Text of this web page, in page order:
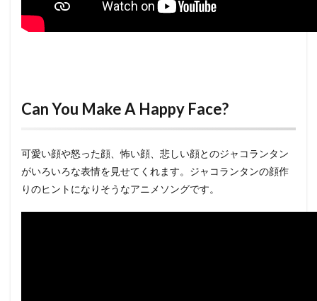
Can You Make A Happy Face?
可愛い顔や怒った顔、怖い顔、悲しい顔とのジャコランタン
がいろいろな表情を見せてくれます。ジャコランタンの顔作
りのヒントになりそうなアニメソングです。